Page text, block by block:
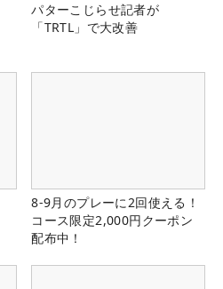
パターこじらせ記者が
「TRTL」で大改善
8-9月のプレーに2回使える！
コース限定2,000円クーポン
配布中！